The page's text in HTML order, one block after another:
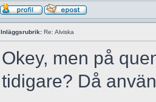
Inläggsrubrik: Re: Alviska
Okey, men på
tidigare? Då